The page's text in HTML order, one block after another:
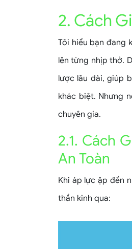
2. Cách
Tôi hiểu bạn đang
lên từng nhịp thở.
lược lâu dài, giúp
khác biệt. Nhưng
chuyên gia.
2.1. Cách
An Toàn
Khi áp lực ập đến
thần kinh qua: